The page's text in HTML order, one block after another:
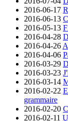
2016-06-17
2016-06-13
2016-05-13
2016-04-28
2016-04-26
2016-04-06
2016-03-29
2016-03-23
2016-03-14
2016-02-22
grammaire
2016-02-20
2016-02-11